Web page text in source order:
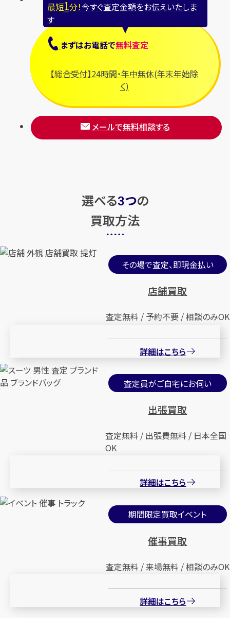
最短1分！今すぐ査定金額をお伝えいたしま
す
まずはお電話で無料査定
【総合受付】24時間・年中無休(年末年始除
く)
メールで無料相談する
選べる3つの
買取方法
その場で査定、即現金払い
店舗買取
査定無料 / 予約不要 / 相談のみOK
詳細はこちら
査定員がご自宅にお伺い
出張買取
査定無料 / 出張費無料 / 日本全国
OK
詳細はこちら
期間限定買取イベント
催事買取
査定無料 / 来場無料 / 相談のみOK
詳細はこちら